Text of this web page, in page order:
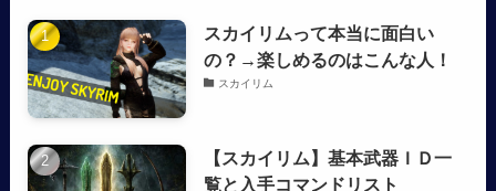
スカイリムって本当に面白い
の？→楽しめるのはこんな人！
スカイリム
【スカイリム】基本武器ＩＤ一
覧と入手コマンドリスト